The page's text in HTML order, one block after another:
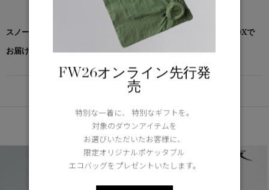
スノーグース by カナダグース コレクション対象商品は、専用のBOXで
お届けいたします。
DETAIL
あなたへのおすすめ
FW26オンライン先行発
売
特別な一着に、 特別なギフトを。
対象のダウンアイテムを
お選びいただいたお客様に、
限定オリジナルポケッタブル
エコバッグをプレゼントいたします。